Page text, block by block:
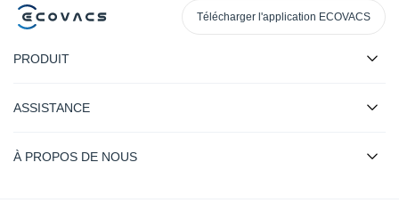
Télécharger l'application ECOVACS
PRODUIT
ASSISTANCE
À PROPOS DE NOUS